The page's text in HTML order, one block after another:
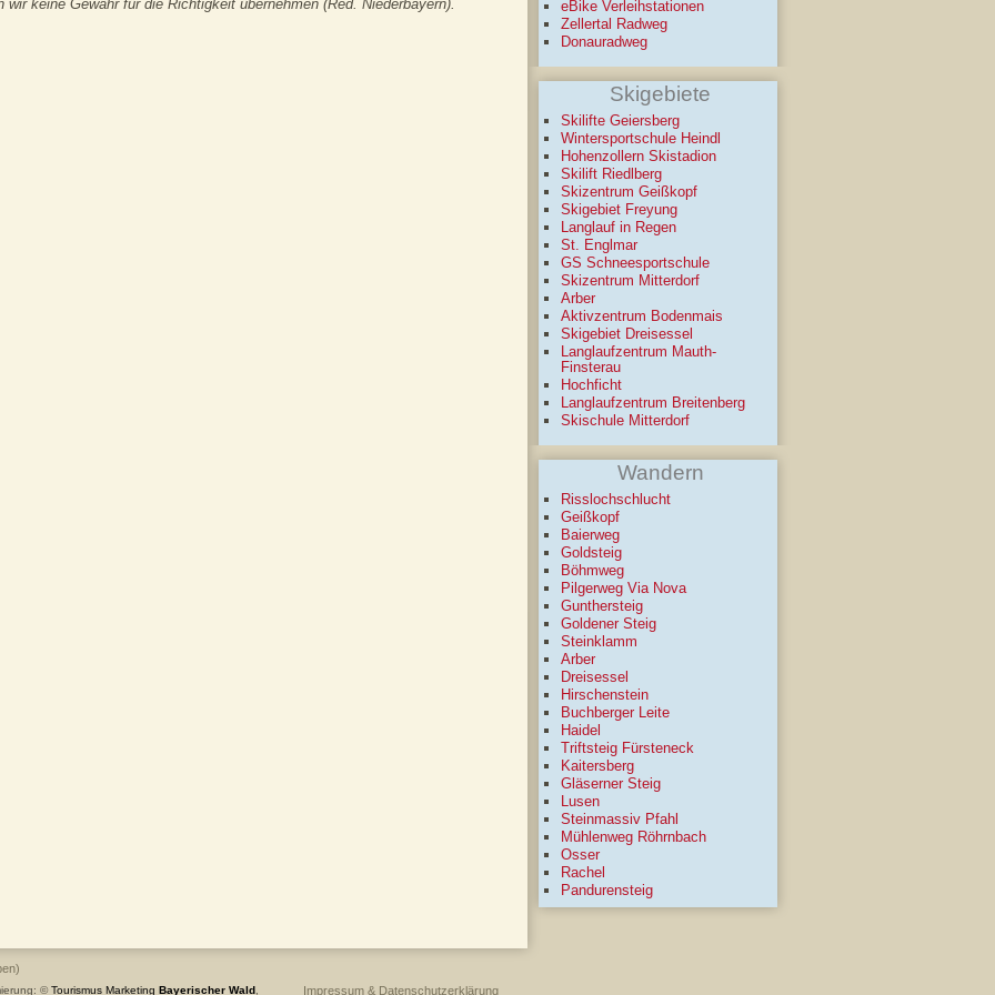
wir keine Gewähr für die Richtigkeit übernehmen (Red. Niederbayern).
eBike Verleihstationen
Zellertal Radweg
Donauradweg
Skigebiete
Skilifte Geiersberg
Wintersportschule Heindl
Hohenzollern Skistadion
Skilift Riedlberg
Skizentrum Geißkopf
Skigebiet Freyung
Langlauf in Regen
St. Englmar
GS Schneesportschule
Skizentrum Mitterdorf
Arber
Aktivzentrum Bodenmais
Skigebiet Dreisessel
Langlaufzentrum Mauth-
Finsterau
Hochficht
Langlaufzentrum Breitenberg
Skischule Mitterdorf
Wandern
Risslochschlucht
Geißkopf
Baierweg
Goldsteig
Böhmweg
Pilgerweg Via Nova
Gunthersteig
Goldener Steig
Steinklamm
Arber
Dreisessel
Hirschenstein
Buchberger Leite
Haidel
Triftsteig Fürsteneck
Kaitersberg
Gläserner Steig
Lusen
Steinmassiv Pfahl
Mühlenweg Röhrnbach
Osser
Rachel
Pandurensteig
Impressum & Datenschutzerklärung
©Tourismus Marketing Bayerischer Wald